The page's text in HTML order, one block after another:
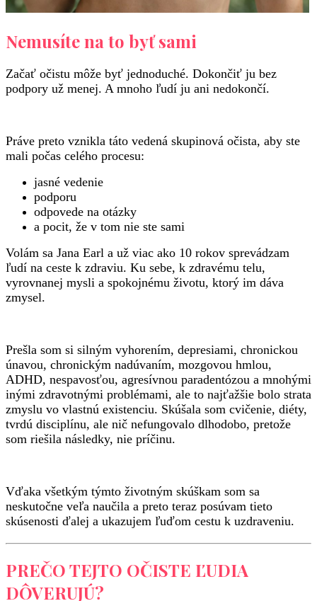
Nemusíte na to byť sami
Začať očistu môže byť jednoduché. Dokončiť ju bez
podpory už menej. A mnoho ľudí ju ani nedokončí.
Práve preto vznikla táto vedená skupinová očista, aby ste
mali počas celého procesu:
jasné vedenie
podporu
odpovede na otázky
a pocit, že v tom nie ste sami
Volám sa Jana Earl a už viac ako 10 rokov sprevádzam
ľudí na ceste k zdraviu. Ku sebe, k zdravému telu,
vyrovnanej mysli a spokojnému životu, ktorý im dáva
zmysel.
Prešla som si silným vyhorením, depresiami, chronickou
únavou, chronickým nadúvaním, mozgovou hmlou,
ADHD, nespavosťou, agresívnou paradentózou a mnohými
inými zdravotnými problémami, ale to najťažšie bolo strata
zmyslu vo vlastnú existenciu. Skúšala som cvičenie, diéty,
tvrdú disciplínu, ale nič nefungovalo dlhodobo, pretože
som riešila následky, nie príčinu.
Vďaka všetkým týmto životným skúškam som sa
neskutočne veľa naučila a preto teraz posúvam tieto
skúsenosti ďalej a ukazujem ľuďom cestu k uzdraveniu.
PREČO TEJTO OČISTE ĽUDIA
DÔVERUJÚ?